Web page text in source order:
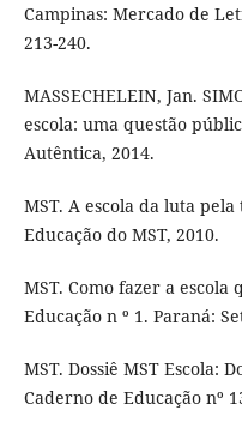
Campinas: Mercado de
213-240.
MASSECHELEIN, Jan.
escola: uma questão
Autêntica, 2014.
MST. A escola da luta
Educação do MST, 2010.
MST. Como fazer a escola
Educação n º 1. Paraná:
MST. Dossiê MST Escola:
Caderno de Educação nº